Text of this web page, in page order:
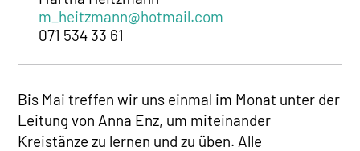
m_heitzmann@hotmail.com
071 534 33 61
Bis Mai treffen wir uns einmal im Monat unter der
Leitung von Anna Enz, um miteinander
Kreistänze zu lernen und zu üben. Alle